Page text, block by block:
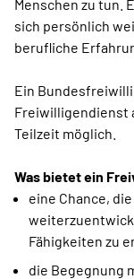
Menschen zu tun.
sich persönlich
berufliche
Ein
Freiwilligendienst
Teilzeit möglich.
Was bietet ein
eine Chance,
Fähigkeiten zu
die Begegnung